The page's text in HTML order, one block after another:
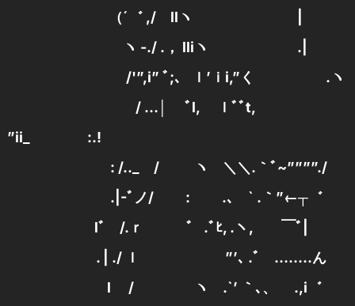
（´゛ ,/ llヽ |
ヽ -./ .， lliヽ .|
/'”,i” ﾞ;、 ｌ’ｉi,”く .ヽ
/ …│ ﾞl, ｌﾞﾞt,
”ii_ :.!
: /.._ / ヽ ＼＼.｀ﾞ~””””./
.|-ﾞノ/ : ゝ .､ ` .｀”←┬゛
lﾞ /.ｒ ゛ .ﾞﾋ, .ヽ, ￣ﾞ|
. | ./ ｌ ”’､ .ﾞゝ……..ん
l / ヽ .`’ ｀､、 .,i゛